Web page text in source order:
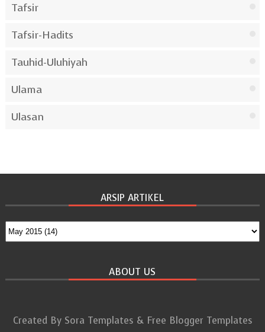
Tafsir
Tafsir-Hadits
Tauhid-Uluhiyah
Ulama
Ulasan
ARSIP ARTIKEL
ABOUT US
Created By Sora Templates & Free Blogger Templates